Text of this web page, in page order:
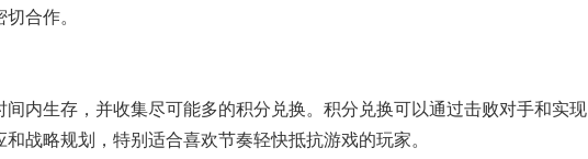
合作。
内生存，并收集尽可能多的积分兑换。积分兑换可以通过击败对手和实现
战略规划，特别适合喜欢节奏轻快抵抗游戏的玩家。